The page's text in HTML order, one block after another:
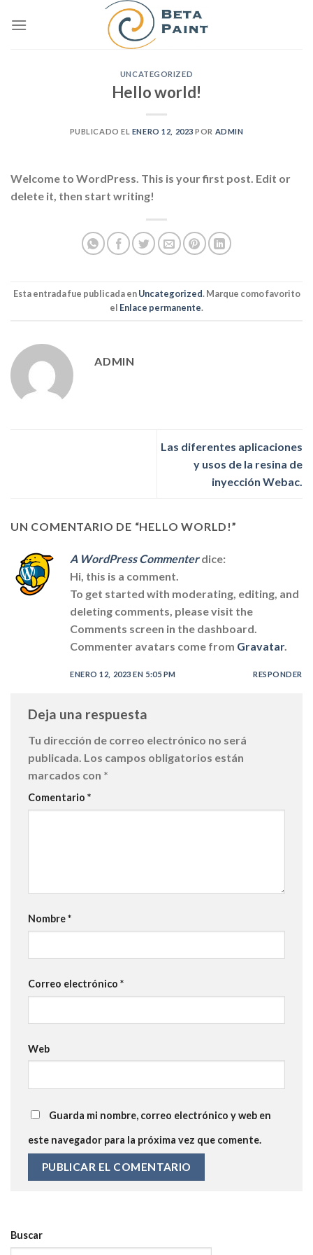
UNCATEGORIZED
Hello world!
PUBLICADO EL ENERO 12, 2023 POR ADMIN
Welcome to WordPress. This is your first post. Edit or
delete it, then start writing!
Esta entrada fue publicada enUncategorized. Marque como favorito
el Enlace permanente.
ADMIN
Las diferentes aplicaciones
y usos de la resina de
inyección Webac.
UN COMENTARIO DE “HELLO WORLD!”
A WordPress Commenter dice:
Hi, this is a comment.
To get started with moderating, editing, and
deleting comments, please visit the
Comments screen in the dashboard.
Commenter avatars come from Gravatar.
ENERO 12, 2023 EN 5:05 PM RESPONDER
Deja una respuesta
Tu dirección de correo electrónico no será
publicada. Los campos obligatorios están
marcados con *
Comentario *
Nombre*
Correo electrónico *
Web
Guarda mi nombre, correo electrónico y web en
este navegador para la próxima vez que comente.
Buscar